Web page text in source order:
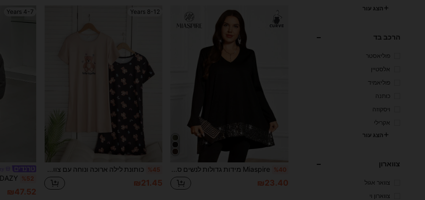
הצג עור
הרכב בד
פוליאסטר
אלסטיין
פוליאמיד
כותנה
ויסקוזה
אקרילי
הצג עור
צווארון
צוואר אגול
צווארון וי
%40
₪23.40
8-12 Years
%45
₪21.45
4-7 Years
%52
₪47.52